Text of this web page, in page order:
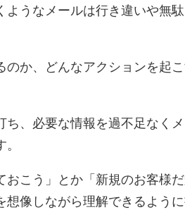
うなメールは行き違いや無
か、どんなアクションを起
、必要な情報を過不足なく
こう」とか「新規のお客様
像しながら理解できるよう